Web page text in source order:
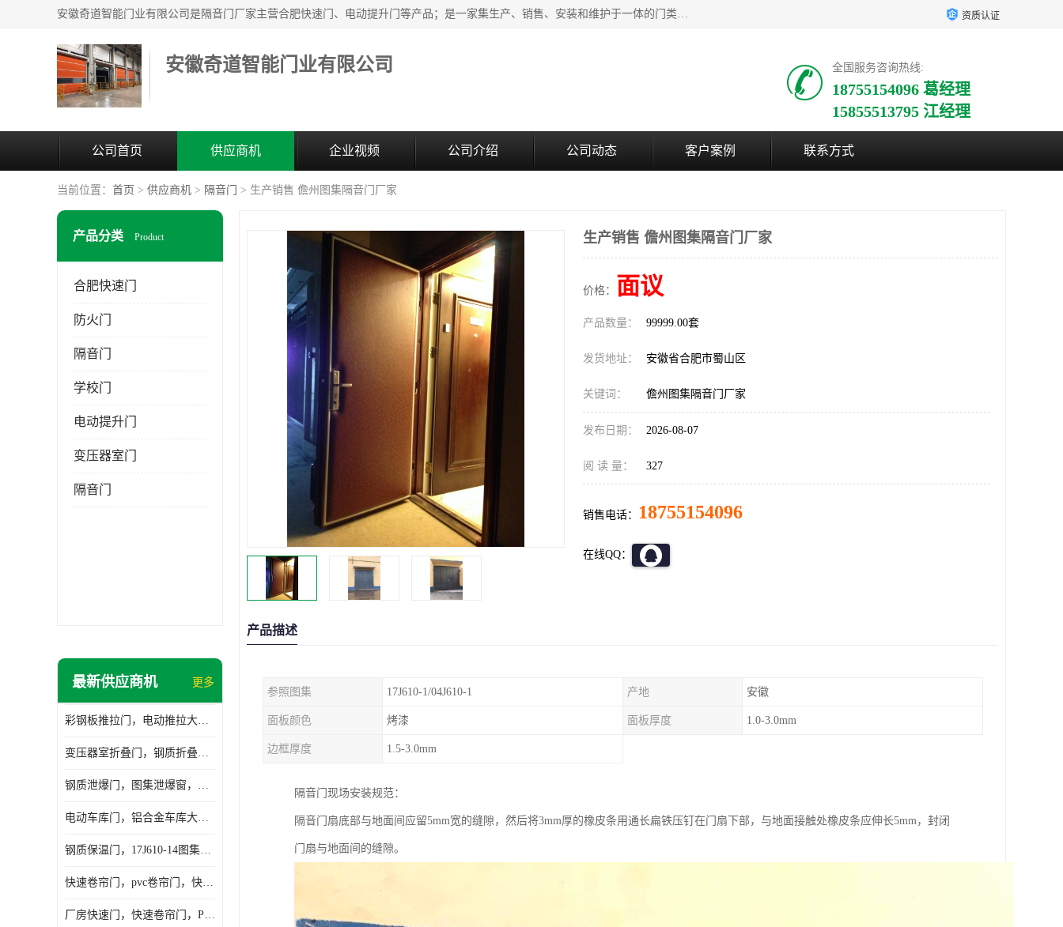
安徽奇道智能门业有限公司是隔音门厂家主营合肥快速门、电动提升门等产品；是一家集生产、销售、安装和维护于一体的门类产品供应商，公司拥有二十多名技术人员。产品种类丰富，各项性能均符合设计要求，可广泛应用于各行各业。的服务团队，24小时服务。 资质认证
安徽奇道智能门业有限公司 全国服务咨询热线:
18755154096 葛经理
15855513795 江经理
公司首页 供应商机 企业视频 公司介绍 公司动态 客户案例 联系方式
当前位置： 首页 > 供应商机 > 隔音门 > 生产销售 儋州图集隔音门厂家
产品分类 Product
合肥快速门
防火门
隔音门
学校门
电动提升门
变压器室门
隔音门
最新供应商机 更多
彩钢板推拉门，电动推拉大门，夹芯板大门，安徽厂房推拉门
变压器室折叠门，钢质折叠门，电动折叠大门定做，安徽折叠门厂家
钢质泄爆门，图集泄爆窗，AB型泄爆窗，抗爆门定做
电动车库门，铝合金车库大门，保温车库门厂家，安徽车库门定做
钢质保温门，17J610-14图集保温门，平开钢质保温门
快速卷帘门，pvc卷帘门，快速门厂家，合肥快卷门
厂房快速门，快速卷帘门，PVC快速门
生产销售 儋州图集隔音门厂家
价格： 面议
产品数量： 99999.00套
发货地址： 安徽省合肥市蜀山区
关键词： 儋州图集隔音门厂家
发布日期： 2026-08-07
阅 读 量： 327
销售电话： 18755154096
在线QQ：
产品描述
参照图集 17J610-1/04J610-1 产地 安徽
面板颜色 烤漆 面板厚度 1.0-3.0mm
边框厚度 1.5-3.0mm
隔音门现场安装规范：
隔音门扇底部与地面间应留5mm宽的缝隙，然后将3mm厚的橡皮条用通长扁铁压钉在门扇下部，与地面接触处橡皮条应伸长5mm，封闭
门扇与地面间的缝隙。